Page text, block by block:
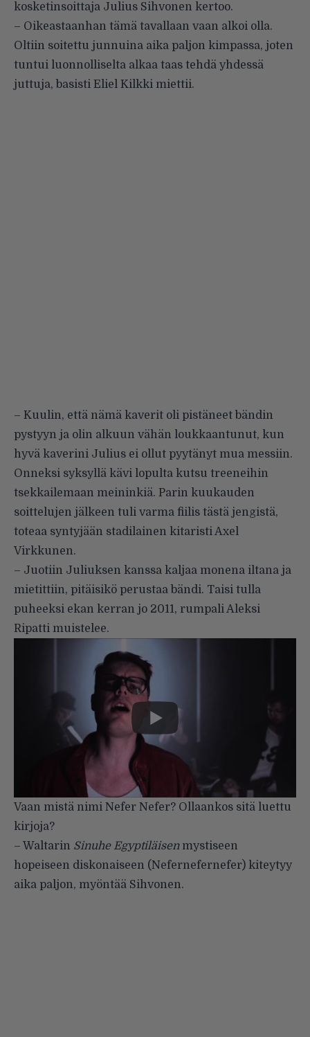
kosketinsoittaja Julius Sihvonen kertoo.
– Oikeastaanhan tämä tavallaan vaan alkoi olla.
Oltiin soitettu junnuina aika paljon kimpassa, joten
tuntui luonnolliselta alkaa taas tehdä yhdessä
juttuja, basisti Eliel Kilkki miettii.
– Kuulin, että nämä kaverit oli pistäneet bändin
pystyyn ja olin alkuun vähän loukkaantunut, kun
hyvä kaverini Julius ei ollut pyytänyt mua messiin.
Onneksi syksyllä kävi lopulta kutsu treeneihin
tsekkailemaan meininkiä. Parin kuukauden
soittelujen jälkeen tuli varma fiilis tästä jengistä,
toteaa syntyjään stadilainen kitaristi Axel
Virkkunen.
– Juotiin Juliuksen kanssa kaljaa monena iltana ja
mietittiin, pitäisikö perustaa bändi. Taisi tulla
puheeksi ekan kerran jo 2011, rumpali Aleksi
Ripatti muistelee.
Vaan mistä nimi Nefer Nefer? Ollaankos sitä luettu
kirjoja?
– Waltarin Sinuhe Egyptiläisenmystiseen
hopeiseen diskonaiseen (Nefernefernefer) kiteytyy
aika paljon, myöntää Sihvonen.